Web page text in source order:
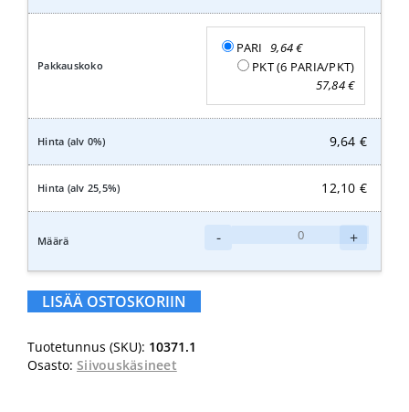
PARI 9,64€
PKT (6 PARIA/PKT)
57,84€
9,64 €
12,10 €
-
Shield
+
LISÄÄ OSTOSKORIIN
Tuotetunnus (SKU): 10371.1
Osasto: Siivouskäsineet